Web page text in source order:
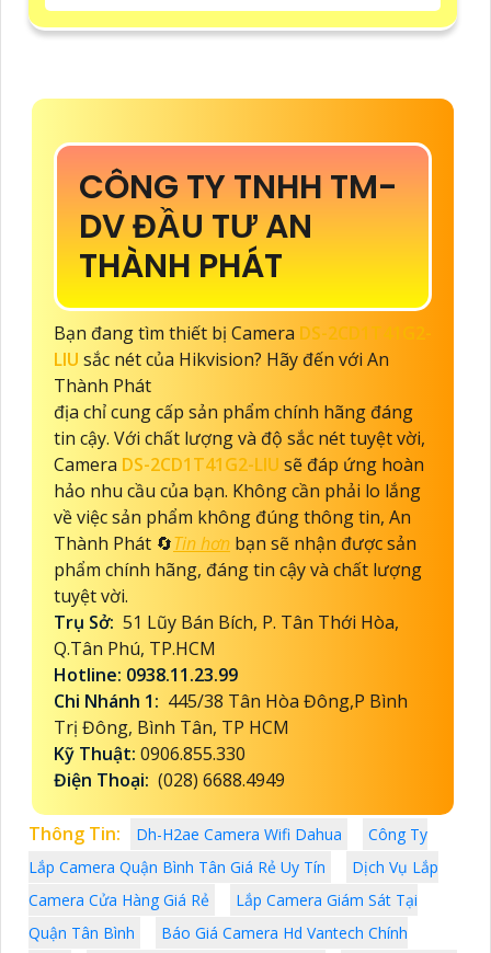
CÔNG TY TNHH TM-
DV ĐẦU TƯ AN
THÀNH PHÁT
Bạn đang tìm thiết bị Camera DS-2CD1T41G2-
LIU sắc nét của Hikvision? Hãy đến với An
Thành Phát
địa chỉ cung cấp sản phẩm chính hãng đáng
tin cậy. Với chất lượng và độ sắc nét tuyệt vời,
Camera DS-2CD1T41G2-LIU sẽ đáp ứng hoàn
hảo nhu cầu của bạn. Không cần phải lo lắng
về việc sản phẩm không đúng thông tin, An
Thành Phát 🔄Tin hơn bạn sẽ nhận được sản
phẩm chính hãng, đáng tin cậy và chất lượng
tuyệt vời.
Trụ Sở: 51 Lũy Bán Bích, P. Tân Thới Hòa,
Q.Tân Phú, TP.HCM
Hotline: 0938.11.23.99
Chi Nhánh 1: 445/38 Tân Hòa Đông,P Bình
Trị Đông, Bình Tân, TP HCM
Kỹ Thuật: 0906.855.330
Điện Thoại: (028) 6688.4949
Thông Tin: Dh-H2ae Camera Wifi Dahua
Công Ty
Lắp Camera Quận Bình Tân Giá Rẻ Uy Tín
Dịch Vụ Lắp
Camera Cửa Hàng Giá Rẻ
Lắp Camera Giám Sát Tại
Quận Tân Bình
Báo Giá Camera Hd Vantech Chính